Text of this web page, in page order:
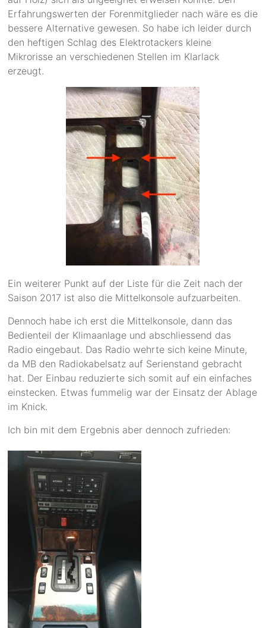
Erfahrungswerten der Forenmitglieder nach wäre es die
bessere Alternative gewesen. So habe ich leider durch
den heftigen Schlag des Elektrotackers kleine
Mikrorisse an verschiedenen Stellen im Klarlack
erzeugt.
Ein weiterer Punkt auf der Liste für die Zeit nach der
Saison 2017 ist also die Mittelkonsole aufzuarbeiten.
Dennoch habe ich erst die Mittelkonsole, dann das
Bedienteil der Klimaanlage und abschliessend das
Radio eingebaut. Das Radio wehrte sich keine Minute,
da MB den Radiokabelsatz auf Serienstand gebracht
hat. Der Einbau reduzierte sich somit auf ein einfaches
einstecken. Etwas fummelig war der Einsatz der Ablage
im Knick.
Ich bin mit dem Ergebnis aber dennoch zufrieden: